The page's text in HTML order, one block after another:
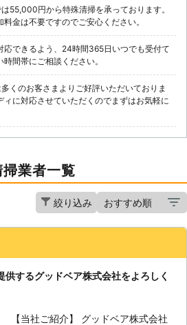
55,000円から特殊清掃を承っております。
金は不要ですのでご安心ください。
応できるよう、24時間365日いつでも受付て
間帯にご相談ください。
くのお客さまよりご好評いただいておりま
ィに対応させていただくのでまずはお気軽に
業者一覧
絞り込み
するグッドベア株式会社をよろしく
【当社ご紹介】 グッドベア株式会社